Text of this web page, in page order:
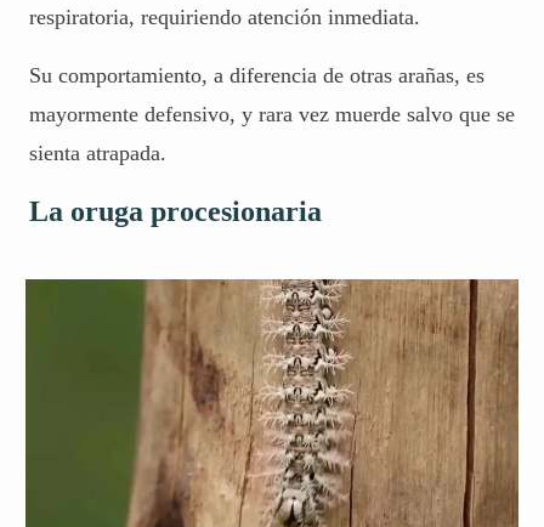
respiratoria, requiriendo atención inmediata.
Su comportamiento, a diferencia de otras arañas, es
mayormente defensivo, y rara vez muerde salvo que se
sienta atrapada.
La oruga procesionaria